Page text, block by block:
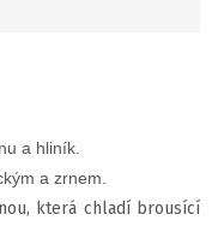
a hliník.
a zrnem.
která chladí brousící